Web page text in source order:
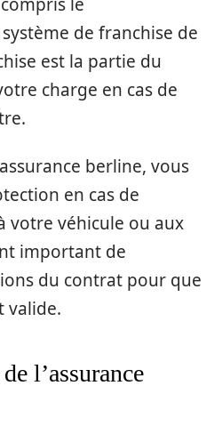
de franchise de
est la partie du
charge en cas de
berline, vous
en cas de
votre véhicule ou aux
important de
du contrat pour que
valide.
l’assurance